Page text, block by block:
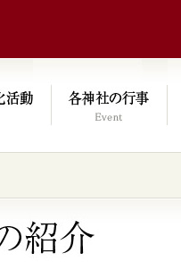
public_html/